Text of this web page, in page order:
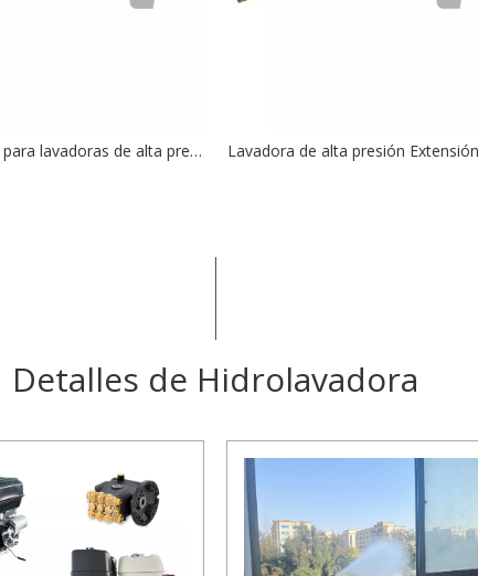
Accesorios para lavadoras de alta presión, lanza con varilla curva de 120 grados, rosca M22, 25050
Detalles de Hidrolavadora